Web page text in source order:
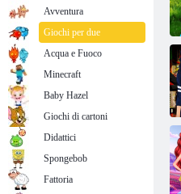
Avventura
Giochi per due
Acqua e Fuoco
Minecraft
Baby Hazel
Giochi di cartoni
Didattici
Spongebob
Fattoria